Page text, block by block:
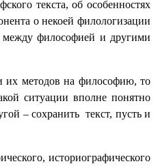
текста, об особенностях
о некоей филологизации
между философией и другими
их методов на философию, то
ситуации вполне понятно
– сохранить текст, пусть и
историографического